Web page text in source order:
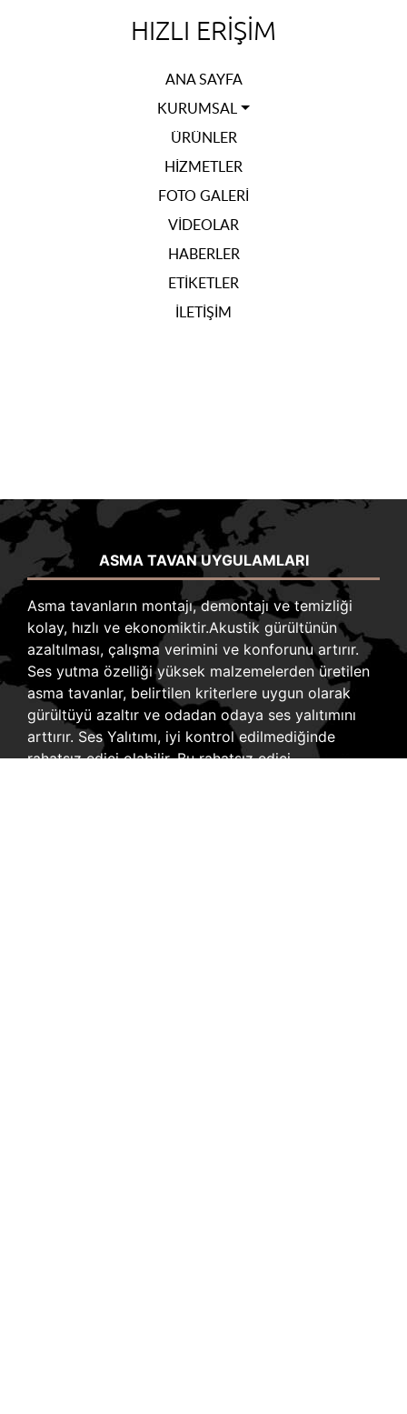
HIZLI ERIŞIM
ANA SAYFA
KURUMSAL
ÜRÜNLER
HIZMETLER
FOTO GALERI
VIDEOLAR
HABERLER
ETIKETLER
İLETIŞIM
ASMA TAVAN UYGULAMLARI
Asma tavanların montajı, demontajı ve temizliği
kolay, hızlı ve ekonomiktir.Akustik gürültünün
azaltılması, çalışma verimini ve konforunu artırır.
Ses yutma özelliği yüksek malzemelerden üretilen
asma tavanlar, belirtilen kriterlere uygun olarak
gürültüyü azaltır ve odadan odaya ses yalıtımını
arttırır. Ses Yalıtımı, iyi kontrol edilmediğinde
rahatsız edici olabilir. Bu rahatsız edici